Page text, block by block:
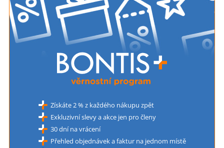
Získáte 2 % z každého nákupu zpět
Exkluzivní slevy a akce jen pro členy
30 dní na vrácení
Přehled objednávek a faktur na jednom místě